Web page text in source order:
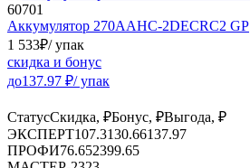
60701
Аккумулятор 270AAHC-2DECRC2 GP
1 533₽/ упак
скидка и бонус
до137.97 ₽/ упак
СтатусСкидка, ₽Бонус, ₽Выгода, ₽
ЭКСПЕРТ107.3130.66137.97
ПРОФИ76.652399.65